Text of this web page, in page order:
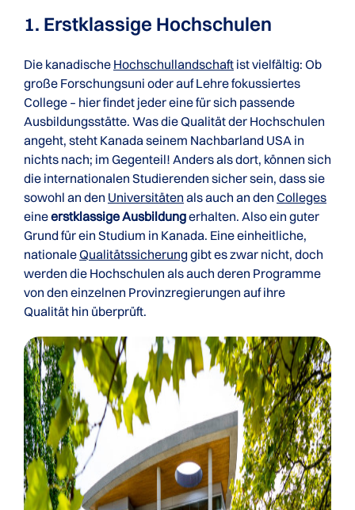
1. Erstklassige Hochschulen
Die kanadische Hochschullandschaft ist vielfältig: Ob
große Forschungsuni oder auf Lehre fokussiertes
College – hier findet jeder eine für sich passende
Ausbildungsstätte. Was die Qualität der Hochschulen
angeht, steht Kanada seinem Nachbarland USA in
nichts nach; im Gegenteil! Anders als dort, können sich
die internationalen Studierenden sicher sein, dass sie
sowohl an den Universitäten als auch an den Colleges
eineerstklassige Ausbildungerhalten. Also ein guter
Grund für ein Studium in Kanada. Eine einheitliche,
nationaleQualitätssicherung gibt es zwar nicht, doch
werden die Hochschulen als auch deren Programme
von den einzelnen Provinzregierungen auf ihre
Qualität hin überprüft.